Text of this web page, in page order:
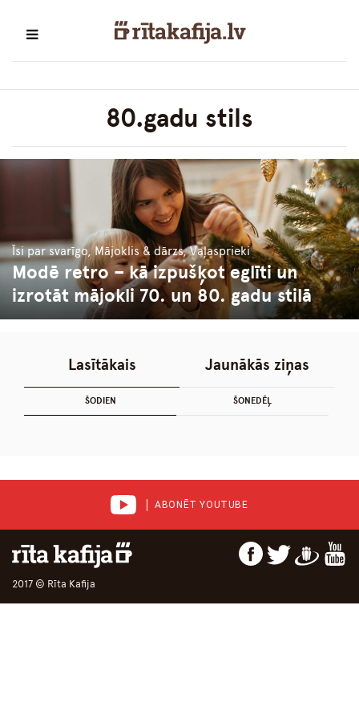
80.gadu stils
Īsi par svarīgo, Mājoklis & dārzs, Vaļasprieki
Modē retro – kā izpušķot eglīti un
izrotāt mājokli 70. un 80. gadu stilā
Lasītākais
ŠODIEN ŠONEDĒĻ
Jaunākās ziņas
ABONĒT YOUTUBE
2017 © Rīta Kafija